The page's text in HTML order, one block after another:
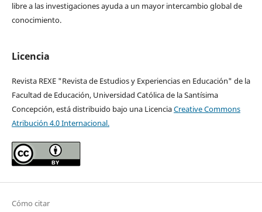
libre a las investigaciones ayuda a un mayor intercambio global de
conocimiento.
Licencia
Revista REXE "Revista de Estudios y Experiencias en Educación" de la
Facultad de Educación, Universidad Católica de la Santísima
Concepción, está distribuido bajo una LicenciaCreative Commons
Atribución 4.0 Internacional.
Cómo citar